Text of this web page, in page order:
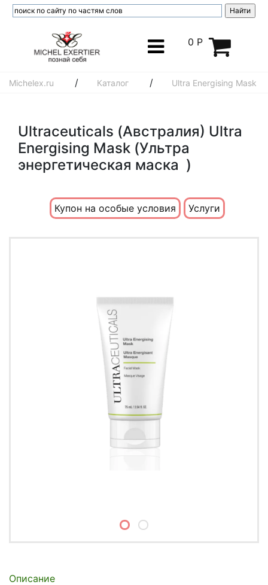
0 Р
Michelex.ru / Каталог / Ultra Energising Mask
Ultraceuticals (Австралия) Ultra
Energising Mask (Ультра
энергетическая маска )
Купон на особые условия Услуги
Описание